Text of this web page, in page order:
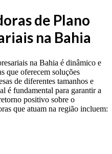
de Plano
na Bahia
na Bahia é dinâmico e
que oferecem soluções
de diferentes tamanhos e
é fundamental para garantir a
positivo sobre o
que atuam na região incluem: